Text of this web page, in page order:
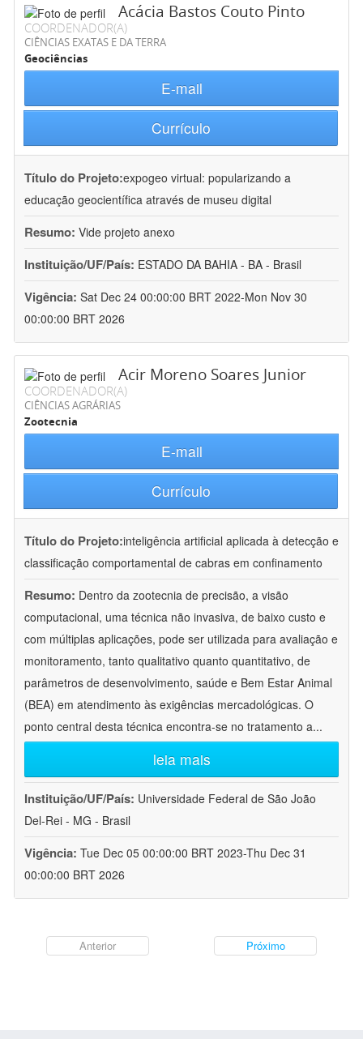
Acácia Bastos Couto Pinto
COORDENADOR(A)
CIÊNCIAS EXATAS E DA TERRA
Geociências
E-mail
Currículo
Título do Projeto:expogeo virtual: popularizando a
educação geocientífica através de museu digital
Resumo: Vide projeto anexo
Instituição/UF/País: ESTADO DA BAHIA - BA - Brasil
Vigência: Sat Dec 24 00:00:00 BRT 2022-Mon Nov 30
00:00:00 BRT 2026
Acir Moreno Soares Junior
COORDENADOR(A)
CIÊNCIAS AGRÁRIAS
Zootecnia
E-mail
Currículo
Título do Projeto:inteligência artificial aplicada à detecção e
classificação comportamental de cabras em confinamento
Resumo: Dentro da zootecnia de precisão, a visão
computacional, uma técnica não invasiva, de baixo custo e
com múltiplas aplicações, pode ser utilizada para avaliação e
monitoramento, tanto qualitativo quanto quantitativo, de
parâmetros de desenvolvimento, saúde e Bem Estar Animal
(BEA) em atendimento às exigências mercadológicas. O
ponto central desta técnica encontra-se no tratamento a...
leia mais
Instituição/UF/País: Universidade Federal de São João
Del-Rei - MG - Brasil
Vigência: Tue Dec 05 00:00:00 BRT 2023-Thu Dec 31
00:00:00 BRT 2026
Anterior Próximo